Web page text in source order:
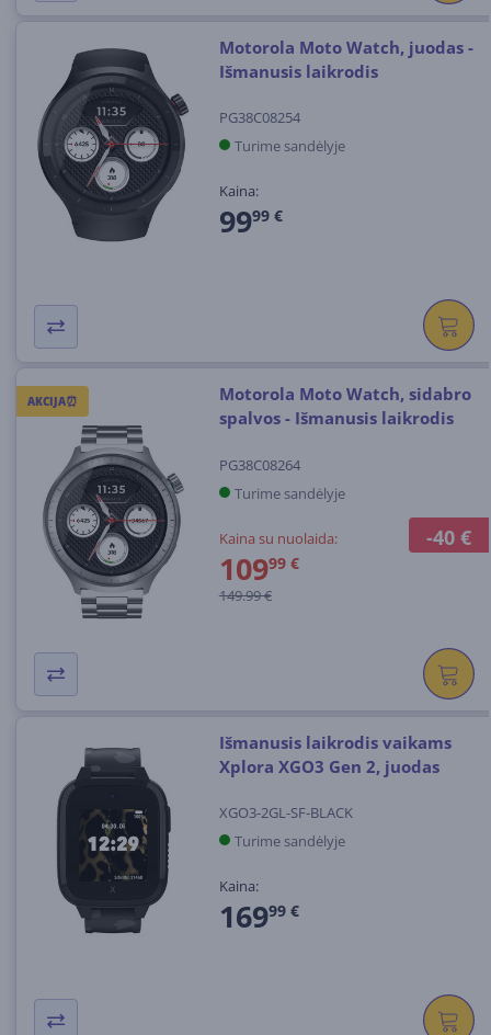
Motorola Moto Watch, juodas -
Išmanusis laikrodis
PG38C08254
Turime sandėlyje
Kaina:
9999 €
AKCIJA⏰
-40 €
Motorola Moto Watch, sidabro
spalvos - Išmanusis laikrodis
PG38C08264
Turime sandėlyje
Kaina su nuolaida:
10999 €
149.99 €
Išmanusis laikrodis vaikams
Xplora XGO3 Gen 2, juodas
XGO3-2GL-SF-BLACK
Turime sandėlyje
Kaina:
16999 €